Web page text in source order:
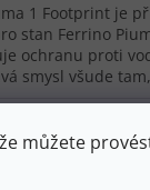
můžete
1 Footprint je
stan Ferrino
ochranu proti
smysl všude